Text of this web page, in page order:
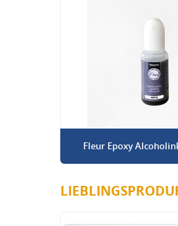
Fleur Epoxy